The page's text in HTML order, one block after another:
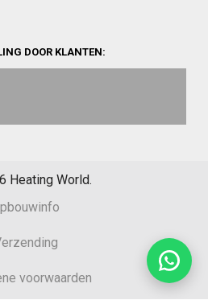
DOOR KLANTEN:
Heating World.
voorwaarden